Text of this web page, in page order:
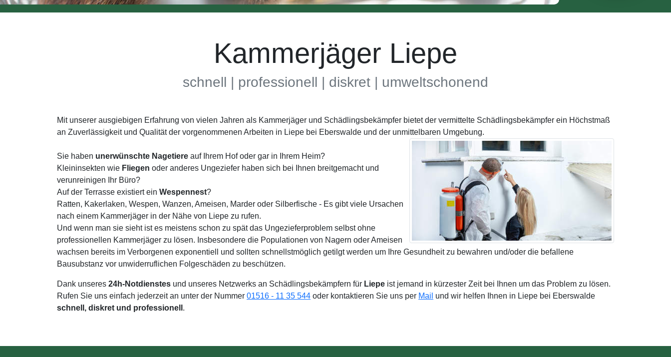
Kammerjäger Liepe
schnell | professionell | diskret | umweltschonend
Mit unserer ausgiebigen Erfahrung von vielen Jahren als Kammerjäger und Schädlingsbekämpfer bietet der vermittelte Schädlingsbekämpfer ein Höchstmaß
an Zuverlässigkeit und Qualität der vorgenommenen Arbeiten in Liepe bei Eberswalde und der unmittelbaren Umgebung.
Sie haben unerwünschte Nagetiere auf Ihrem Hof oder gar in Ihrem Heim?
Kleininsekten wie Fliegen oder anderes Ungeziefer haben sich bei Ihnen breitgemacht und
verunreinigen Ihr Büro?
Auf der Terrasse existiert ein Wespennest?
Ratten, Kakerlaken, Wespen, Wanzen, Ameisen, Marder oder Silberfische - Es gibt viele Ursachen
nach einem Kammerjäger in der Nähe von Liepe zu rufen.
Und wenn man sie sieht ist es meistens schon zu spät das Ungezieferproblem selbst ohne
professionellen Kammerjäger zu lösen. Insbesondere die Populationen von Nagern oder Ameisen
wachsen bereits im Verborgenen exponentiell und sollten schnellstmöglich getilgt werden um Ihre Gesundheit zu bewahren und/oder die befallene
Bausubstanz vor unwiderruflichen Folgeschäden zu beschützen.
Dank unseres 24h-Notdienstes und unseres Netzwerks an Schädlingsbekämpfern für Liepe ist jemand in kürzester Zeit bei Ihnen um das Problem zu lösen.
Rufen Sie uns einfach jederzeit an unter der Nummer 01516 - 11 35 544 oder kontaktieren Sie uns per Mail und wir helfen Ihnen in Liepe bei Eberswalde
schnell, diskret und professionell .